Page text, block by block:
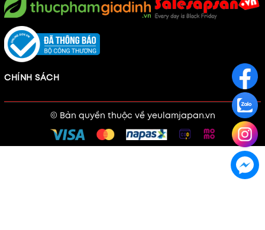
CHÍNH SÁCH
© Bản quyền thuộc về yeulamjapan.vn